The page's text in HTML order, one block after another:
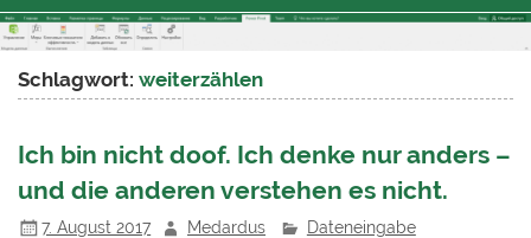
Schlagwort:weiterzählen
Ich bin nicht doof. Ich denke nur anders –
und die anderen verstehen es nicht.
7. August 2017 Medardus Dateneingabe